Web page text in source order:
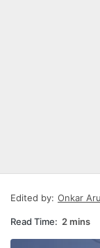
Edited by: Onkar
Read Time: 2 mins